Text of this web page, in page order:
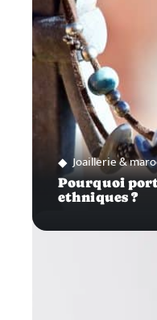
Joaillerie &
Pourquoi
ethniques ?